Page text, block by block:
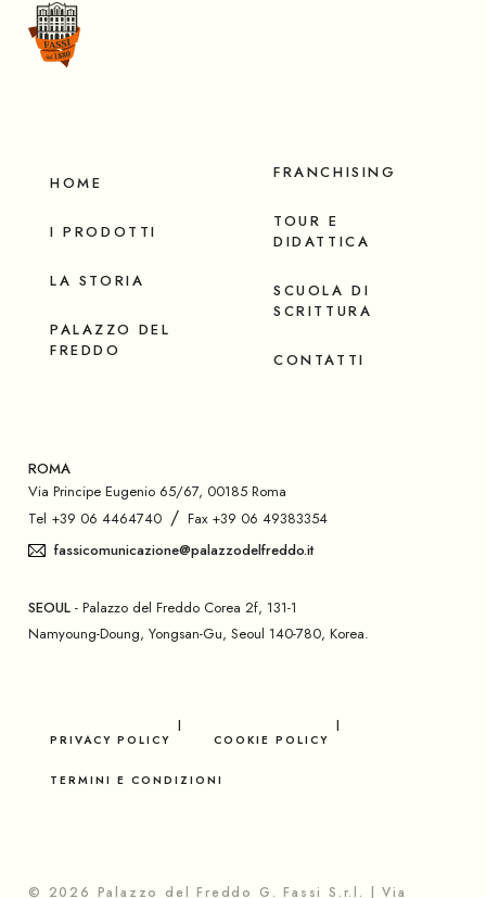
HOME
I PRODOTTI
LA STORIA
PALAZZO DEL
FREDDO
FRANCHISING
TOUR E
DIDATTICA
SCUOLA DI
SCRITTURA
CONTATTI
ROMA
Via Principe Eugenio 65/67, 00185 Roma
Tel +39 06 4464740 / Fax +39 06 49383354
fassicomunicazione@palazzodelfreddo.it
SEOUL - Palazzo del Freddo Corea 2f, 131-1
Namyoung-Doung, Yongsan-Gu, Seoul 140-780, Korea.
PRIVACY POLICY COOKIE POLICY
TERMINI E CONDIZIONI
© 2026 Palazzo del Freddo G. Fassi S.r.l. | Via